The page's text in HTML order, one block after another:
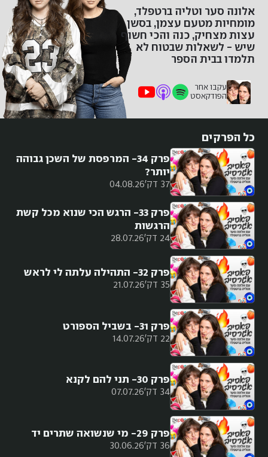
אלונה סער וטליה ברטפלד,
מומחיות מטעם עצמן, בסשן
עצות מצחיק, כנה והכי חשוף
שיש - לשאלות שבטוח לא
תלמדו בבית הספר
עקבו אחר
הפודקאסט
כל הפרקים
37 דק' 04.08.26
פרק 34- המרפסת של השכן גבוהה
יותר?
24 דק' 28.07.26
פרק 33- הרגש הכי שנוא מכל קשת
הרגשות
35 דק' 21.07.26
פרק 32- התהילה עלתה לי לראש
22 דק' 14.07.26
פרק 31- בשביל הספורט
34 דק' 07.07.26
פרק 30- תני להם לקנא
36 דק' 30.06.26
פרק 29- מי שנשואה שתרים יד